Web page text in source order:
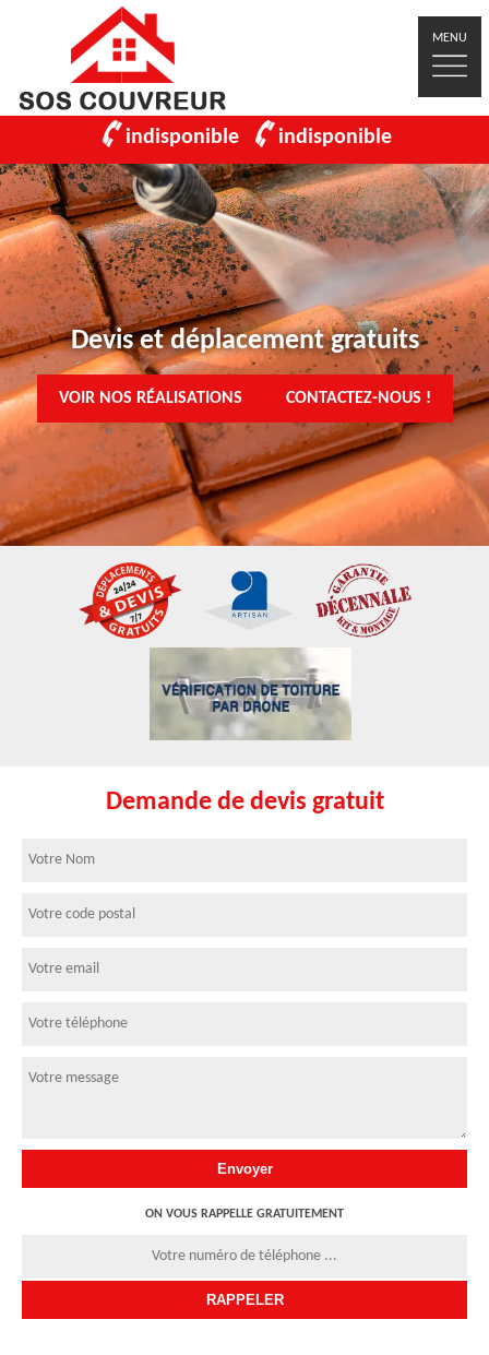
MENU
indisponible indisponible
Devis et déplacement gratuits
VOIR NOS RÉALISATIONS CONTACTEZ-NOUS !
Demande de devis gratuit
ON VOUS RAPPELLE GRATUITEMENT